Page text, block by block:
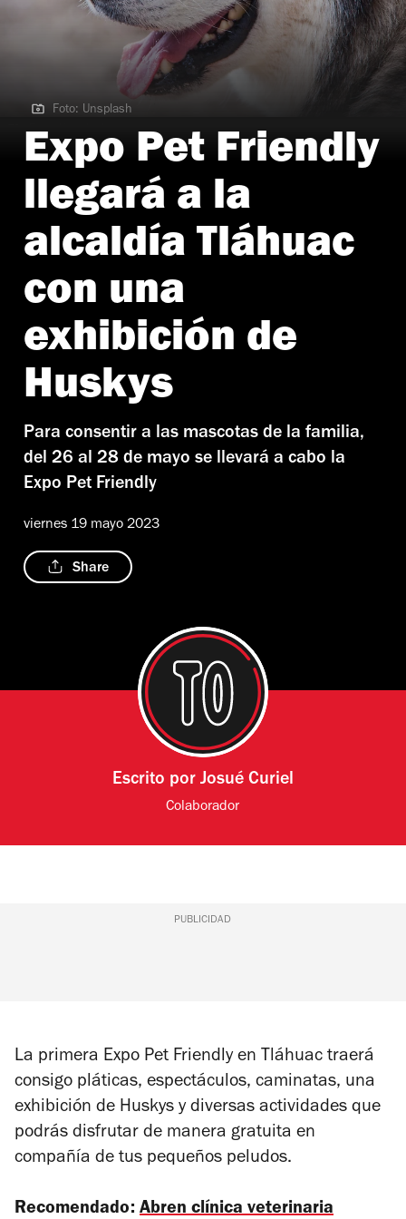
Foto: Unsplash
Foto: Unsplash
Expo Pet Friendly
llegará a la
alcaldía Tláhuac
con una
exhibición de
Huskys
Para consentir a las mascotas de la familia,
del 26 al 28 de mayo se llevará a cabo la
Expo Pet Friendly
viernes 19 mayo 2023
Share
Escrito por Josué Curiel
Colaborador
PUBLICIDAD
La primera Expo Pet Friendlyen Tláhuac traerá
consigo pláticas, espectáculos, caminatas, una
exhibición de Huskys y diversas actividades que
podrás disfrutar de manera gratuita en
compañía de tus pequeños peludos.
Recomendado: Abren clínica veterinaria